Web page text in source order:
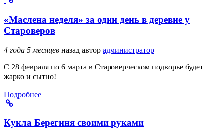
«Маслена неделя» за один день в деревне у
Староверов
4 года 5 месяцев назад автор администратор
С 28 февраля по 6 марта в Староверческом подворье будет
жарко и сытно!
Подробнее
Кукла Берегиня своими руками